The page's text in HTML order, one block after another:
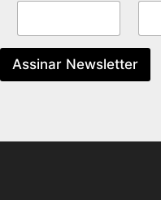
Assinar Newsletter